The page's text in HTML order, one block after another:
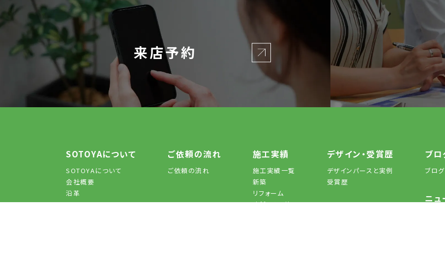
来店予約
SOTOYAについて
SOTOYAについて
会社概要
沿革
ご依頼の流れ
ご依頼の流れ
施工実績
施工実績一覧
新築
リフォーム
店舗・その他
デザイン・受賞歴
デザインパースと実例
受賞歴
ブロ
ブロ
ニュ